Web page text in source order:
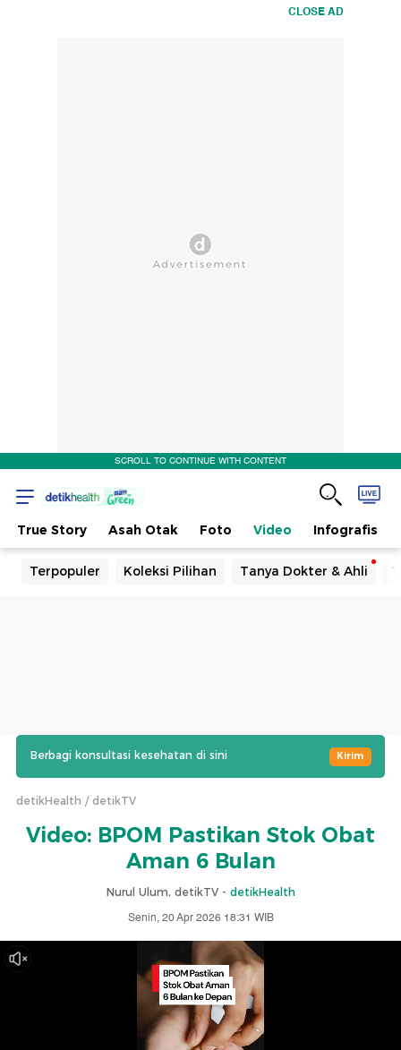
CLOSE AD
SCROLL TO CONTINUE WITH CONTENT
True Story Asah Otak Foto Video Infografis
Terpopuler Koleksi Pilihan Tanya Dokter & Ahli
Berbagi konsultasi kesehatan di sini Kirim
detikHealth detikTV
Video: BPOM Pastikan Stok Obat
Aman 6 Bulan
Nurul Ulum, detikTV - detikHealth
Senin, 20 Apr 2026 18:31 WIB